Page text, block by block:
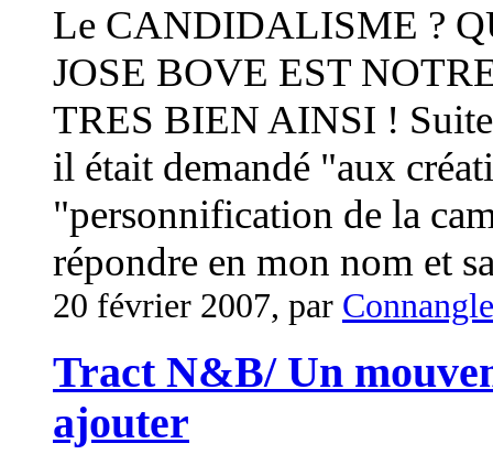
Le CANDIDALISME ?
JOSE BOVE EST
TRES BIEN AINSI ! Suite
il était demandé "aux
"personnification de la
répondre en mon nom et
20 février 2007, par Connangle
Tract N&B/ Un
ajouter